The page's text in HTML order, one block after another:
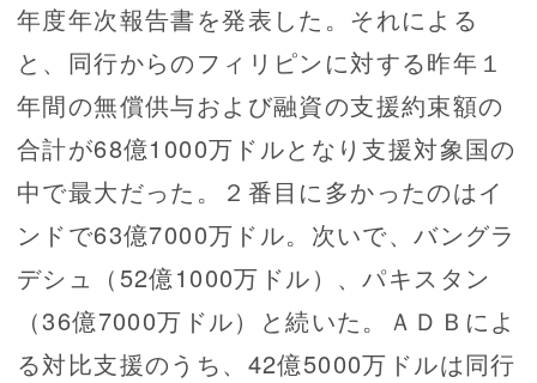
年度年次報告書を発表した。それによる
と、同行からのフィリピンに対する昨年１
年間の無償供与および融資の支援約束額の
合計が68億1000万ドルとなり支援対象国の
中で最大だった。２番目に多かったのはイ
ンドで63億7000万ドル。次いで、バングラ
デシュ（52億1000万ドル）、パキスタン
（36億7000万ドル）と続いた。ＡＤＢによ
る対比支援のうち、42億5000万ドルは同行